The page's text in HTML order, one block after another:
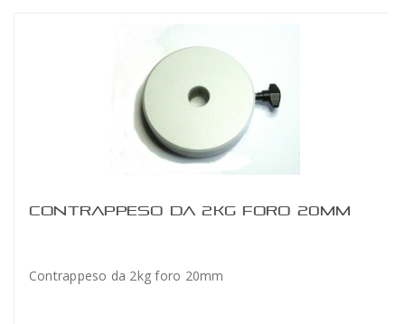
CONTRAPPESO DA 2KG FORO 20MM
Contrappeso da 2kg foro 20mm